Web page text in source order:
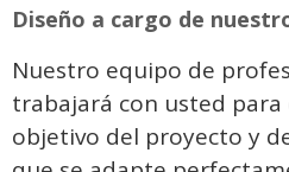
Diseño a cargo de
Nuestro equipo de
trabajará con usted
objetivo del proyecto y